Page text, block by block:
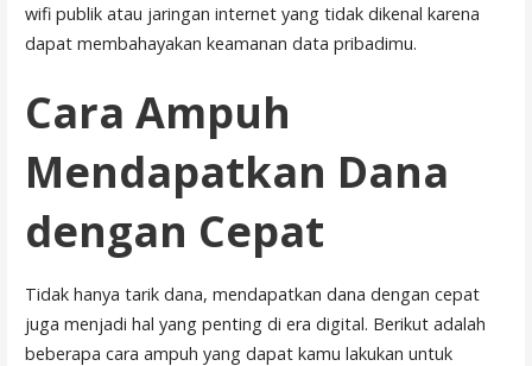
wifi publik atau jaringan internet yang tidak dikenal karena
dapat membahayakan keamanan data pribadimu.
Cara Ampuh
Mendapatkan Dana
dengan Cepat
Tidak hanya tarik dana, mendapatkan dana dengan cepat
juga menjadi hal yang penting di era digital. Berikut adalah
beberapa cara ampuh yang dapat kamu lakukan untuk